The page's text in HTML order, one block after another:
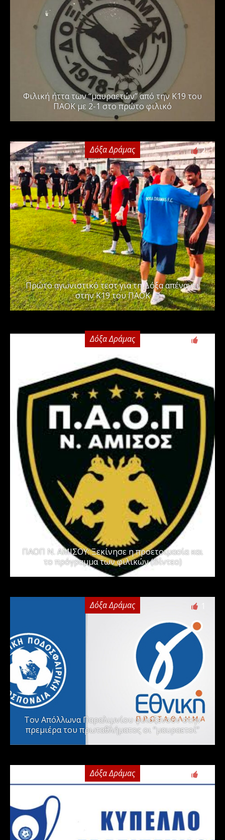
Φιλική ήττα των “μαυραετών” από την Κ19 του
ΠΑΟΚ με 2-1 στο πρώτο φιλικό
Δόξα Δράμας 2
Πρώτο αγωνιστικό τεστ για τη Δόξα απέναντι
στην Κ19 του ΠΑΟΚ
Δόξα Δράμας
ΠΑΟΠ Ν. ΑΜΙΣΟΥ: Ξεκίνησε η προετοιμασία και
το πρόγραμμα των φιλικών (Βίντεο)
Δόξα Δράμας
Τον Απόλλωνα Παραλιμνίου φιλοξενούν στην
πρεμιέρα του πρωταθλήματος οι “μαυραετοί”
Δόξα Δράμας